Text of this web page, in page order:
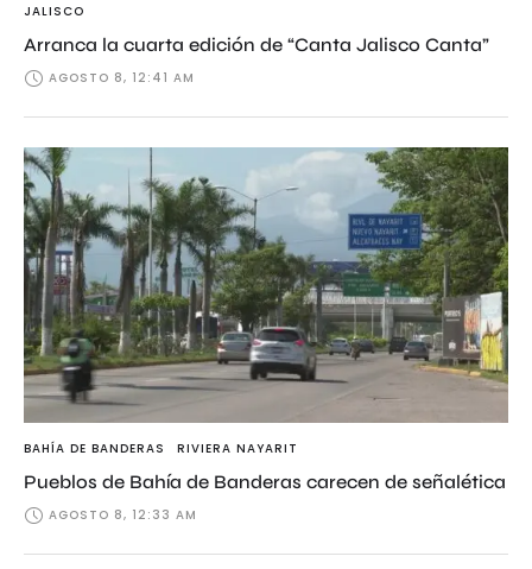
JALISCO
Arranca la cuarta edición de “Canta Jalisco Canta”
AGOSTO 8, 12:41 AM
BAHÍA DE BANDERAS RIVIERA NAYARIT
Pueblos de Bahía de Banderas carecen de señalética
AGOSTO 8, 12:33 AM